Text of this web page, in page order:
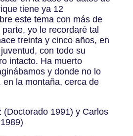
tiene ya 12
este tema con más de
yo le recordaré tal
treinta y cinco años, en
con todo su
intacto. Ha muerto
y donde no lo
en la montaña, cerca de
(Doctorado 1991) y Carlos